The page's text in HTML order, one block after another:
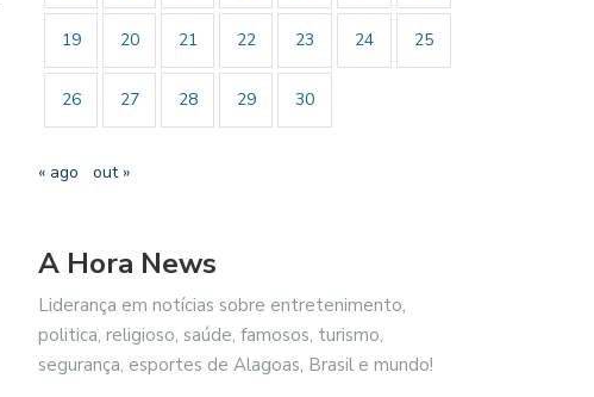
19 20 21 22 23 24 25
26 27 28 29 30
« ago out »
A Hora News
Liderança em notícias sobre entretenimento,
politica, religioso, saúde, famosos, turismo,
segurança, esportes de Alagoas, Brasil e mundo!